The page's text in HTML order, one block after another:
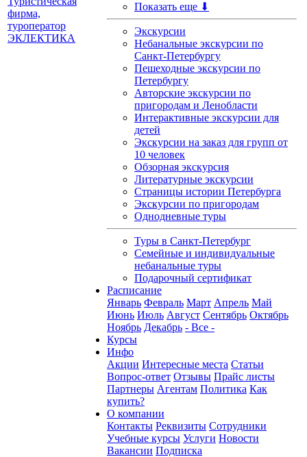
Показать еще ⬇
Экскурсии
Небанальные экскурсии по
Санкт-Петербургу
Пешеходные экскурсии по
Петербургу
Авторские экскурсии по
пригородам и Ленобласти
Интерактивные экскурсии для
детей
Экскурсии на заказ для групп от
10 человек
Обзорная экскурсия
Литературные экскурсии
Страницы истории Петербурга
Экскурсии по пригородам
Однодневные туры
Туры в Санкт-Петербург
Семейные и индивидуальные
небанальные туры
Подарочный сертификат
Расписание
Январь Февраль Март Апрель Май
Июнь Июль Август Сентябрь Октябрь
Ноябрь Декабрь - Все -
Курсы
Инфо
Акции Интересные места Статьи
Вопрос-ответ Отзывы Прайс листы
Партнеры Агентам Политика Как
купить?
О компании
Контакты Реквизиты Сотрудники
Учебные курсы Услуги Новости
Вакансии Подписка